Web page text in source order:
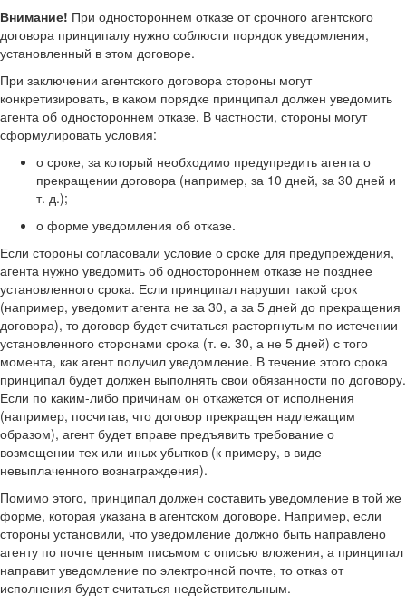
Внимание! При одностороннем отказе от срочного агентского
договора принципалу нужно соблюсти порядок уведомления,
установленный в этом договоре.
При заключении агентского договора стороны могут
конкретизировать, в каком порядке принципал должен уведомить
агента об одностороннем отказе. В частности, стороны могут
сформулировать условия:
о сроке, за который необходимо предупредить агента о
прекращении договора (например, за 10 дней, за 30 дней и
т. д.);
о форме уведомления об отказе.
Если стороны согласовали условие о сроке для предупреждения,
агента нужно уведомить об одностороннем отказе не позднее
установленного срока. Если принципал нарушит такой срок
(например, уведомит агента не за 30, а за 5 дней до прекращения
договора), то договор будет считаться расторгнутым по истечении
установленного сторонами срока (т. е. 30, а не 5 дней) с того
момента, как агент получил уведомление. В течение этого срока
принципал будет должен выполнять свои обязанности по договору.
Если по каким-либо причинам он откажется от исполнения
(например, посчитав, что договор прекращен надлежащим
образом), агент будет вправе предъявить требование о
возмещении тех или иных убытков (к примеру, в виде
невыплаченного вознаграждения).
Помимо этого, принципал должен составить уведомление в той же
форме, которая указана в агентском договоре. Например, если
стороны установили, что уведомление должно быть направлено
агенту по почте ценным письмом с описью вложения, а принципал
направит уведомление по электронной почте, то отказ от
исполнения будет считаться недействительным.